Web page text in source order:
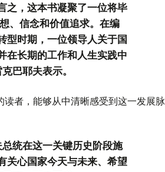
之，这本书凝聚了一位将毕
、信念和价值追求。在编
型时期，一位领导人关于国
在长期的工作和人生实践中
巴耶夫表示。
者，能够从中清晰感受到这一发展脉
统在这一关键历史阶段施
关心国家今天与未来、希望